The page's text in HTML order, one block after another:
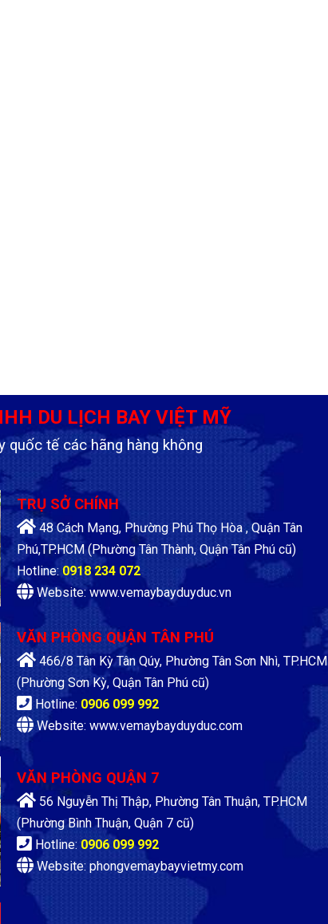
DU LỊCH BAY VIỆT MỸ
quốc tế các hãng hàng không
TRỤ SỞ CHÍNH
48 Cách Mạng, Phường Phú Thọ Hòa , Quận Tân
Phú,TP.HCM(Phường Tân Thành, Quận Tân Phú cũ)
Hotline: 0918 234 072
Website: www.vemaybayduyduc.vn
VĂN PHÒNG QUẬN TÂN PHÚ
466/8 Tân Kỳ Tân Qúy, Phường Tân Sơn Nhì, TP.HCM
(Phường Sơn Kỳ, Quận Tân Phú cũ)
Hotline: 0906 099 992
Website: www.vemaybayduyduc.com
VĂN PHÒNG QUẬN 7
56 Nguyễn Thị Thập, Phường Tân Thuận, TP.HCM
(Phường Bình Thuận, Quận 7 cũ)
Hotline: 0906 099 992
Website: phongvemaybayvietmy.com